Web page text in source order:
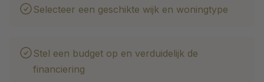
Selecteer een geschikte wijk en woningtype
Stel een budget op en verduidelijk de
financiering